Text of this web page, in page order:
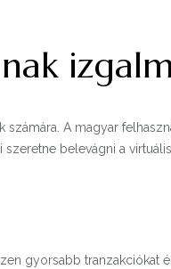
A magyar
belevágni a
gyorsabb tranzakciókat